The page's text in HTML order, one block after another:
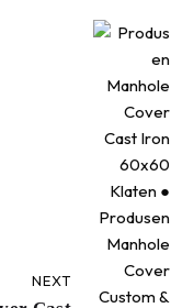
NEXT